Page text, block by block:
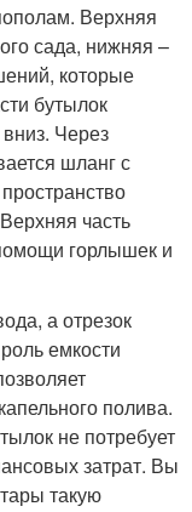
Верхняя
сада, нижняя –
которые
бутылок
Через
шланг с
часть
горлышек и
а отрезок
емкости
полива.
не потребует
затрат. Вы
такую